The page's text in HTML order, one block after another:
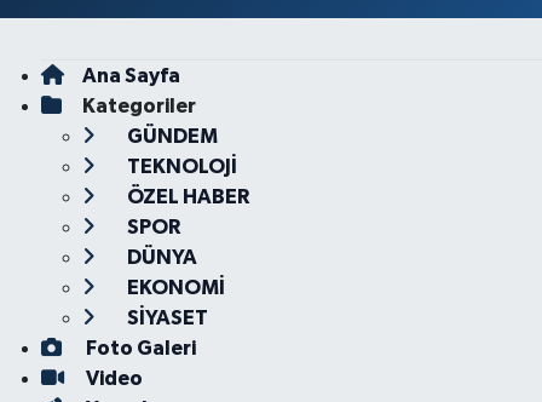
Ana Sayfa
Kategoriler
GÜNDEM
TEKNOLOJİ
ÖZEL HABER
SPOR
DÜNYA
EKONOMİ
SİYASET
Foto Galeri
Video